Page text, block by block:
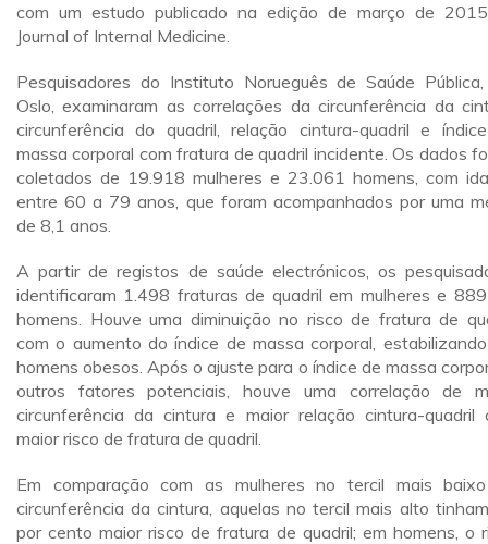
com um estudo publicado na edição de março de
Journal of Internal Medicine.
Pesquisadores do Instituto Norueguês de Saúde
Oslo, examinaram as correlações da circunferência da
circunferência do quadril, relação cintura-quadril e
massa corporal com fratura de quadril incidente. Os dados
coletados de 19.918 mulheres e 23.061 homens, com
entre 60 a 79 anos, que foram acompanhados por uma
de 8,1 anos.
A partir de registos de saúde electrónicos, os
identificaram 1.498 fraturas de quadril em mulheres e
homens. Houve uma diminuição no risco de fratura de
com o aumento do índice de massa corporal,
homens obesos. Após o ajuste para o índice de massa
outros fatores potenciais, houve uma correlação de
circunferência da cintura e maior relação cintura-quadril
maior risco de fratura de quadril.
Em comparação com as mulheres no tercil mais
circunferência da cintura, aquelas no tercil mais alto
por cento maior risco de fratura de quadril; em homens, o